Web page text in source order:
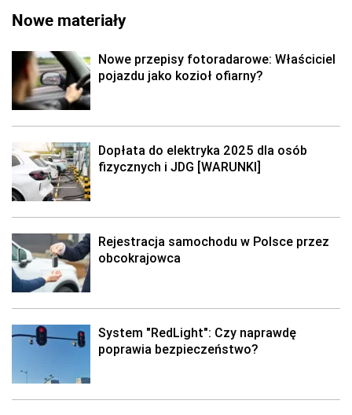
Nowe materiały
Nowe przepisy fotoradarowe: Właściciel
pojazdu jako kozioł ofiarny?
Dopłata do elektryka 2025 dla osób
fizycznych i JDG [WARUNKI]
Rejestracja samochodu w Polsce przez
obcokrajowca
System "RedLight": Czy naprawdę
poprawia bezpieczeństwo?